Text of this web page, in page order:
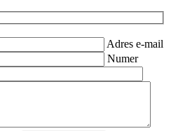
Adres e-mail
Numer